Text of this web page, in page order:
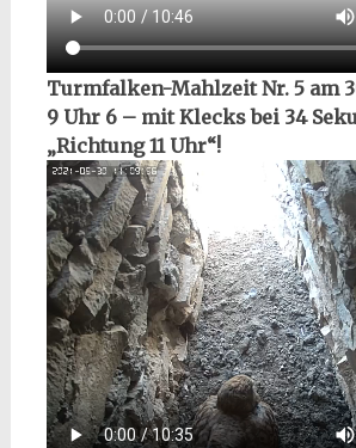
Turmfalken-Mahlzeit Nr. 5 am
9 Uhr 6 – mit Klecks bei 34
„Richtung 11 Uhr“!